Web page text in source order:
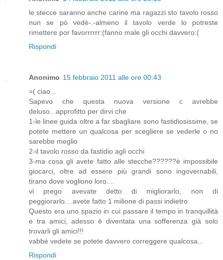
le stecce saranno anche carine ma ragazzi sto tavolo rosso
nun se pò vedè-.-almeno il tavolo verde lo potreste
rimettere por favorrrrrr:(fanno male gli occhi davvero:(
Rispondi
Anonimo 15 febbraio 2011 alle ore 00:43
=( ciao...
Sapevo che questa nuova versione c avrebbe
deluso...approfitto per dirvi che
1-le linee guida oltre a far sbagliare sono fastidiosissime, se
potete mettere un qualcosa per scegliere se vederle o no
sarebbe meglio
2-il tavolo rosso da fastidio agli occhi
3-ma cosa gli avete fatto alle stecche??????è impossibile
giocarci, oltre ad essere più grandi sono ingovernabili,
tirano dove vogliono loro....
vi prego avevate detto di migliorarlo, non di
peggiorarlo....avete fatto 1 milione di passi indietro
Questo era uno spazio in cui passare il tempo in tranquillità
e tra amici, adesso è diventata una sofferenza già solo
trovarli gli amici!!!
vabbè vedete se potete davvero correggere qualcosa...
Rispondi